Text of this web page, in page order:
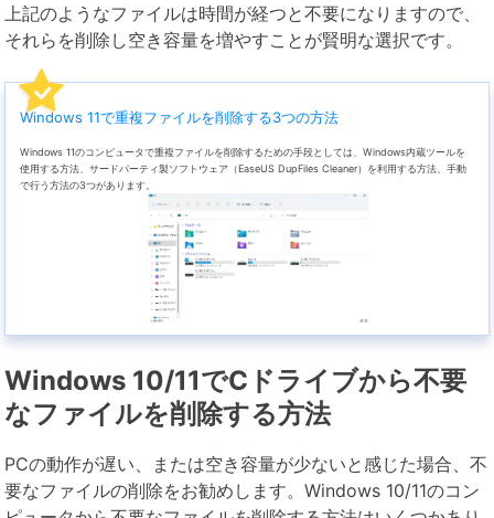
上記のようなファイルは時間が経つと不要になりますので、
それらを削除し空き容量を増やすことが賢明な選択です。
Windows 11で重複ファイルを削除する3つの方法
Windows 11のコンピュータで重複ファイルを削除するための手段としては、Windows内蔵ツールを
使用する方法、サードパーティ製ソフトウェア（EaseUS DupFiles Cleaner）を利用する方法、手動
で行う方法の3つがあります。
Windows 10/11でCドライブから不要
なファイルを削除する方法
PCの動作が遅い、または空き容量が少ないと感じた場合、不
要なファイルの削除をお勧めします。Windows 10/11のコン